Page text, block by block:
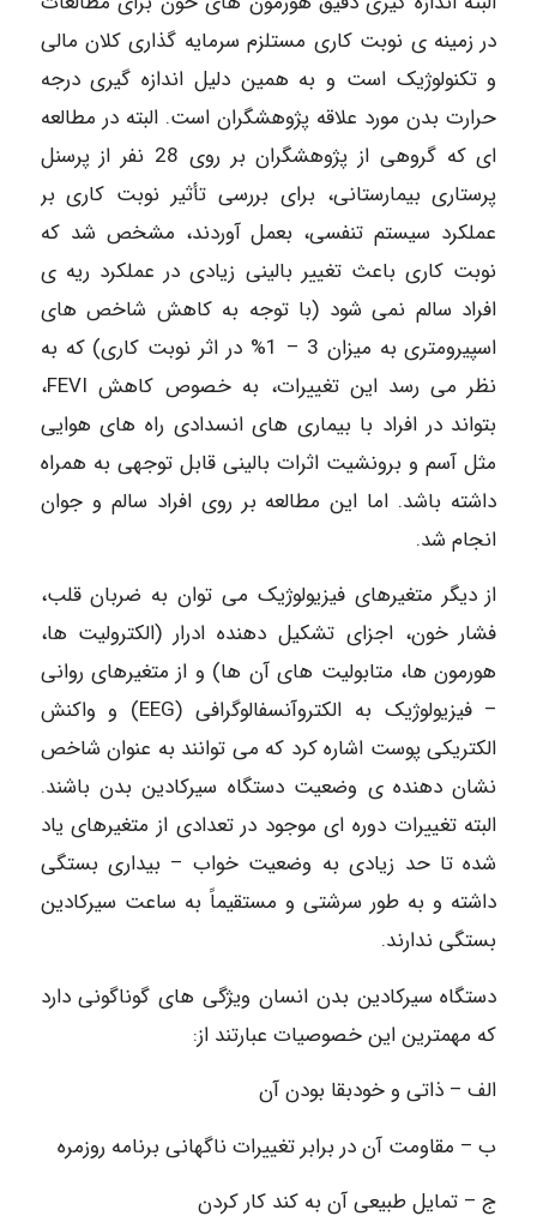
در زمینه ی نوبت کاری مستلزم سرمایه گذاری کلان مالی
و تکنولوژیک است و به همین دلیل اندازه گیری درجه
حرارت بدن مورد علاقه پژوهشگران است. البته در مطالعه
ای که گروهی از پژوهشگران بر روی 28 نفر از پرسنل
پرستاری بیمارستانی، برای بررسی تأثیر نوبت کاری بر
عملکرد سیستم تنفسی، بعمل آوردند، مشخص شد که
نوبت کاری باعث تغییر بالینی زیادی در عملکرد ریه ی
افراد سالم نمی شود (با توجه به کاهش شاخص های
اسپیرومتری به میزان 3 – 1% در اثر نوبت کاری) که به
نظر می رسد این تغییرات، به خصوص کاهش FEVI،
بتواند در افراد با بیماری های انسدادی راه های هوایی
مثل آسم و برونشیت اثرات بالینی قابل توجهی به همراه
داشته باشد. اما این مطالعه بر روی افراد سالم و جوان
انجام شد.
از دیگر متغیرهای فیزیولوژیک می توان به ضربان قلب،
فشار خون، اجزای تشکیل دهنده ادرار (الکترولیت ها،
هورمون ها، متابولیت های آن ها) و از متغیرهای روانی
– فیزیولوژیک به الکتروآنسفالوگرافی (EEG) و واکنش
الکتریکی پوست اشاره کرد که می توانند به عنوان شاخص
نشان دهنده ی وضعیت دستگاه سیرکادین بدن باشند.
البته تغییرات دوره ای موجود در تعدادی از متغیرهای یاد
شده تا حد زیادی به وضعیت خواب – بیداری بستگی
داشته و به طور سرشتی و مستقیماً به ساعت سیرکادین
بستگی ندارند.
دستگاه سیرکادین بدن انسان ویژگی های گوناگونی دارد
که مهمترین این خصوصیات عبارتند از:
الف – ذاتی و خودبقا بودن آن
ب – مقاومت آن در برابر تغییرات ناگهانی برنامه روزمره
ج – تمایل طبیعی آن به کند کار کردن